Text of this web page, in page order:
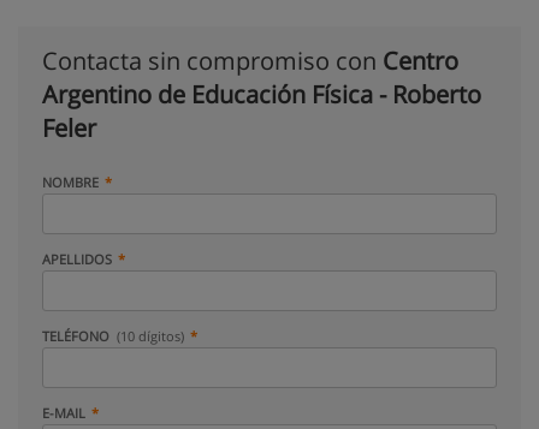
Contacta sin compromiso con Centro
Argentino de Educación Física - Roberto
Feler
NOMBRE
APELLIDOS
TELÉFONO (10 dígitos)
E-MAIL